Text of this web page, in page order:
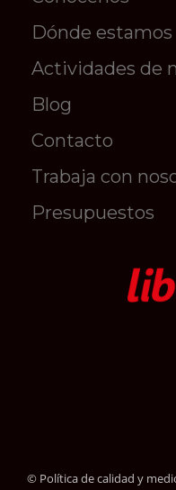
Dónde estamos
Actividades de
Blog
Contacto
Trabaja con
Presupuestos
© Política de calidad y